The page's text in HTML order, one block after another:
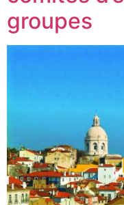
groupes